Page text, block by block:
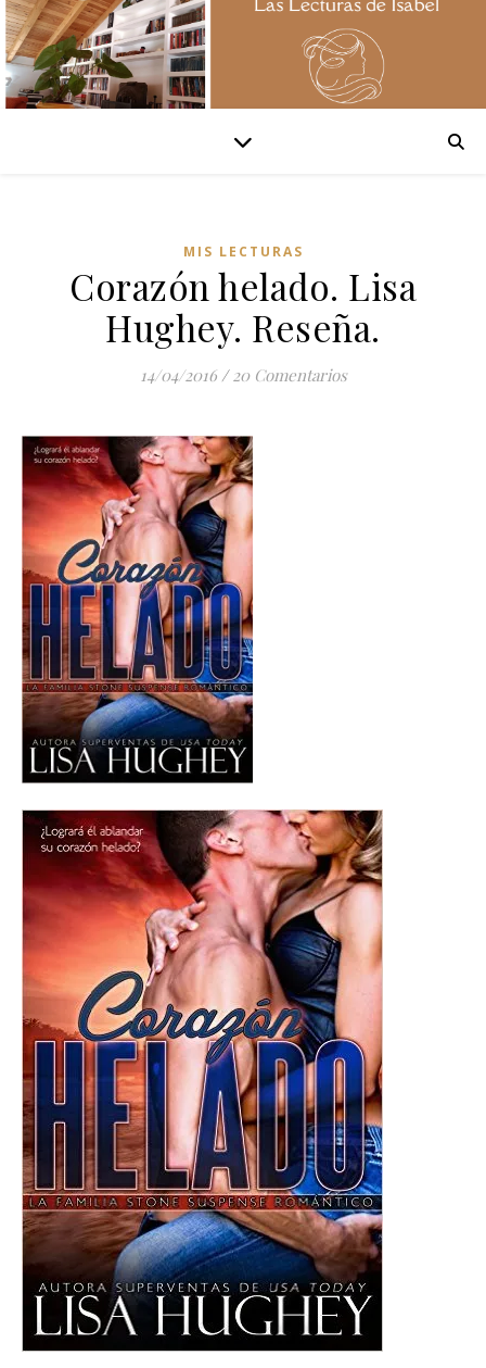
MIS LECTURAS
Corazón helado. Lisa
Hughey. Reseña.
14/04/2016 / 20 Comentarios